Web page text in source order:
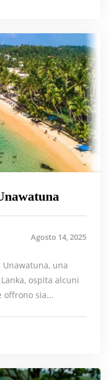
Agosto 14, 2025
una
ospita alcuni
sia...